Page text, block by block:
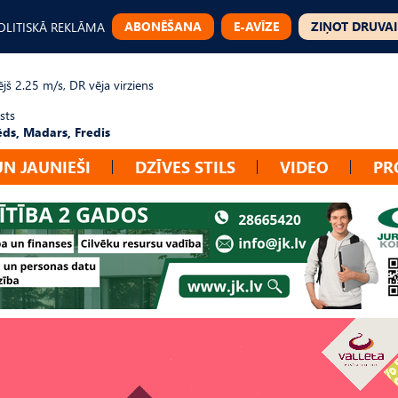
REKLĀMA ABONĒŠANA E-AVĪZE ZIŅOT DRUVAI
2.25 m/s, DR vēja virziens
Madars, Fredis
JAUNIEŠI DZĪVES STILS VIDEO